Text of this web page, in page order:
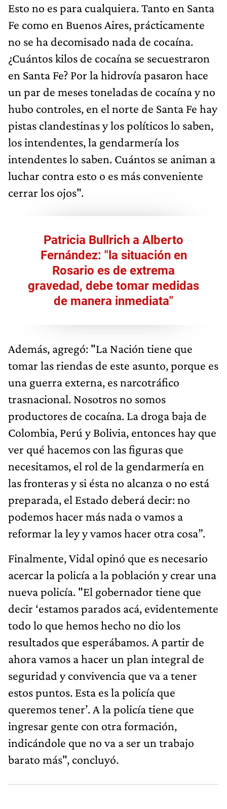
Esto no es para cualquiera. Tanto en Santa
Fe como en Buenos Aires, prácticamente
no se ha decomisado nada de cocaína.
¿Cuántos kilos de cocaína se secuestraron
en Santa Fe? Por la hidrovía pasaron hace
un par de meses toneladas de cocaína y no
hubo controles, en el norte de Santa Fe hay
pistas clandestinas y los políticos lo saben,
los intendentes, la gendarmería los
intendentes lo saben. Cuántos se animan a
luchar contra esto o es más conveniente
cerrar los ojos".
Patricia Bullrich a Alberto
Fernández: "la situación en
Rosario es de extrema
gravedad, debe tomar medidas
de manera inmediata"
Además, agregó: "La Nación tiene que
tomar las riendas de este asunto, porque es
una guerra externa, es narcotráfico
trasnacional. Nosotros no somos
productores de cocaína. La droga baja de
Colombia, Perú y Bolivia, entonces hay que
ver qué hacemos con las figuras que
necesitamos, el rol de la gendarmería en
las fronteras y si ésta no alcanza o no está
preparada, el Estado deberá decir: no
podemos hacer más nada o vamos a
reformar la ley y vamos hacer otra cosa”.
Finalmente, Vidal opinó que es necesario
acercar la policía a la población y crear una
nueva policía. "El gobernador tiene que
decir ‘estamos parados acá, evidentemente
todo lo que hemos hecho no dio los
resultados que esperábamos. A partir de
ahora vamos a hacer un plan integral de
seguridad y convivencia que va a tener
estos puntos. Esta es la policía que
queremos tener’. A la policía tiene que
ingresar gente con otra formación,
indicándole que no va a ser un trabajo
barato más", concluyó.